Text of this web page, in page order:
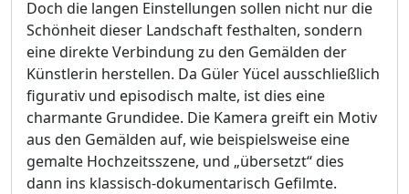
Doch die langen Einstellungen sollen nicht nur die
Schönheit dieser Landschaft festhalten, sondern
eine direkte Verbindung zu den Gemälden der
Künstlerin herstellen. Da Güler Yücel ausschließlich
figurativ und episodisch malte, ist dies eine
charmante Grundidee. Die Kamera greift ein Motiv
aus den Gemälden auf, wie beispielsweise eine
gemalte Hochzeitsszene, und „übersetzt“ dies
dann ins klassisch-dokumentarisch Gefilmte.